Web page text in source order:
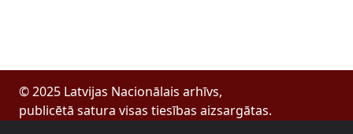
© 2025 Latvijas Nacionālais arhīvs,
publicētā satura visas tiesības aizsargātas.